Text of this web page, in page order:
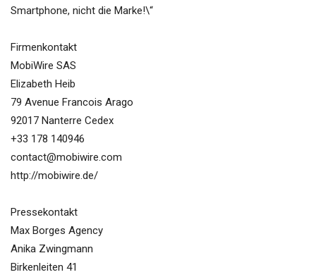
Smartphone, nicht die Marke!\“
Firmenkontakt
MobiWire SAS
Elizabeth Heib
79 Avenue Francois Arago
92017 Nanterre Cedex
+33 178 140946
contact@mobiwire.com
http://mobiwire.de/
Pressekontakt
Max Borges Agency
Anika Zwingmann
Birkenleiten 41